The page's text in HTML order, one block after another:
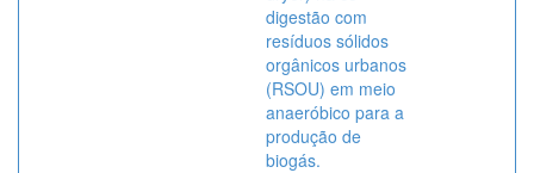
digestão com
resíduos sólidos
orgânicos urbanos
(RSOU) em meio
anaeróbico para a
produção de
biogás.